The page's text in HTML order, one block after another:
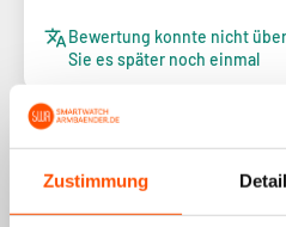
Zustimmung
Bewertung konnte nicht
Sie es später noch einmal